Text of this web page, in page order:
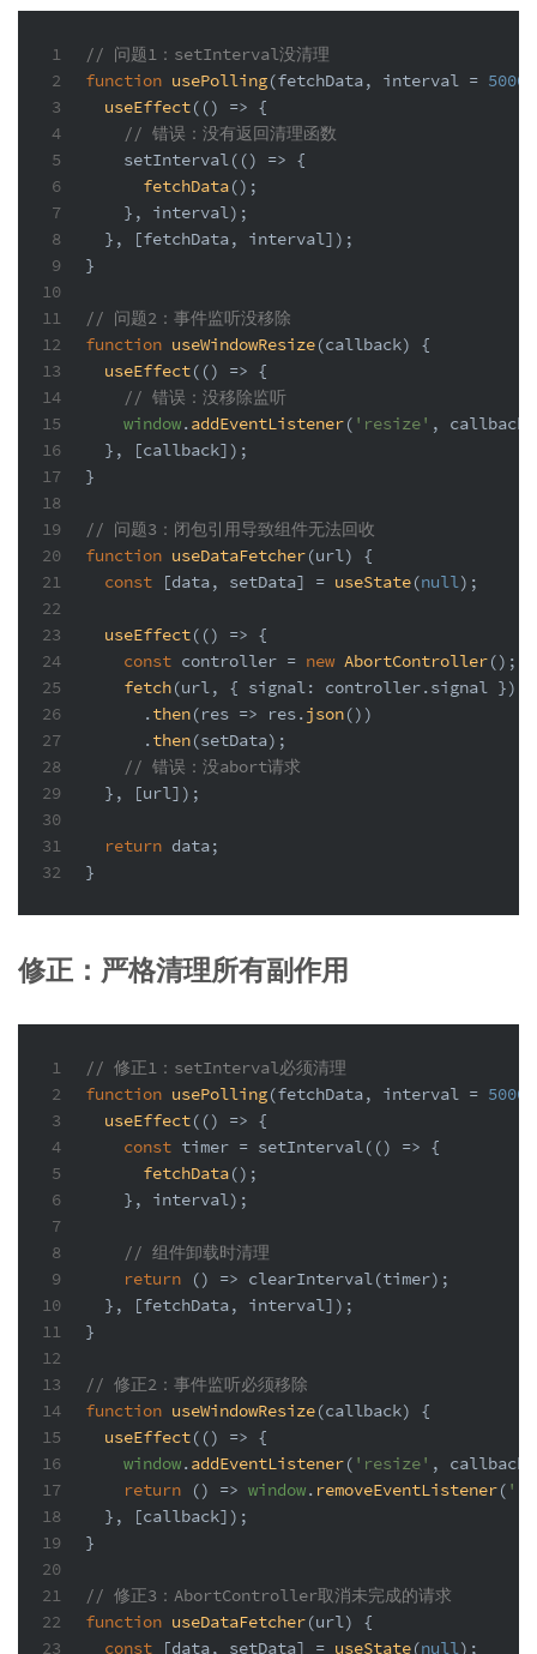
1
2
3
4
5
6
7
8
9
10
11
12
13
14
15
16
17
18
19
20
21
22
23
24
25
26
27
28
29
30
31
32
// 问题1：setInterval没清理
function usePolling(fetchData, interval = 5000
useEffect( () => {
// 错误：没有返回清理函数
setInterval( () => {
fetchData();
    }, interval);
  }, [fetchData, interval]);
}
// 问题2：事件监听没移除
function useWindowResize(callback) {
useEffect( () => {
// 错误：没移除监听
window. addEventListener( 'resize' ,
  }, [callback]);
}
// 问题3：闭包引用导致组件无法回收
function useDataFetcher(url) {
const [data, setData] = useState(null);
useEffect( () => {
const controller = new AbortController();
fetch(url, { signal: controller. signal })
      .
then(res => res. json())
      .
then(setData);
// 错误：没abort请求
  }, [url]);
return data;
}
修正：严格清理所有副作用
1
2
3
4
5
6
7
8
9
10
11
12
13
14
15
16
17
18
19
20
21
22
23
// 修正1：setInterval必须清理
function usePolling(fetchData, interval = 5000
useEffect( () => {
const timer = setInterval ( () => {
fetchData();
    }, interval);
// 组件卸载时清理
return
() => clearInterval (timer);
  }, [fetchData, interval]);
}
// 修正2：事件监听必须移除
function useWindowResize(callback) {
useEffect( () => {
window. addEventListener( 'resize' ,
return
() => window. removeEventListener(
  }, [callback]);
}
// 修正3：AbortController取消未完成的请求
function useDataFetcher(url ) {
const [data, setData] = useState(null );